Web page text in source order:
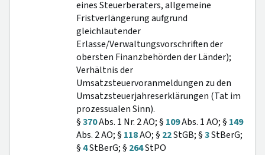
eines Steuerberaters, allgemeine
Fristverlängerung aufgrund
gleichlautender
Erlasse/Verwaltungsvorschriften der
obersten Finanzbehörden der Länder);
Verhältnis der
Umsatzsteuervoranmeldungen zu den
Umsatzsteuerjahreserklärungen (Tat im
prozessualen Sinn).
§370Abs. 1 Nr. 2 AO; § 109Abs. 1 AO; § 149
Abs. 2 AO; § 118AO; § 22StGB; §3StBerG;
§4StBerG; § 264StPO